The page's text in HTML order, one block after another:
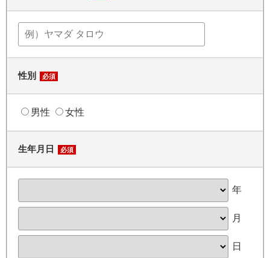
性別 必須
男性 女性
生年月日 必須
年
月
日